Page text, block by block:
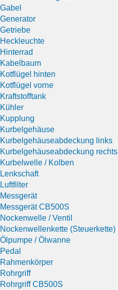
Gabel
Generator
Getriebe
Heckleuchte
Hinterrad
Kabelbaum
Kotflügel hinten
Kotflügel vorne
Kraftstofftank
Kühler
Kupplung
Kurbelgehäuse
Kurbelgehäuseabdeckung links
Kurbelgehäuseabdeckung rechts
Kurbelwelle / Kolben
Lenkschaft
Luftfilter
Messgerät
Messgerät CB500S
Nockenwelle / Ventil
Nockenwellenkette (Steuerkette)
Ölpumpe / Ölwanne
Pedal
Rahmenkörper
Rohrgriff
Rohrgriff CB500S